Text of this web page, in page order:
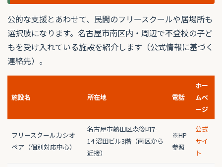
公的な支援とあわせて、民間のフリースクールや居場所も
選択肢になります。名古屋市南区内・周辺で不登校の子ど
もを受け入れている施設を紹介します（公式情報に基づく
連絡先）。
施設名 所在地 電話
ホー
ムペ
ージ
フリースクールカシオ
ペア（個別対応中心）
名古屋市熱田区森後町7-
14 沼田ビル3階（南区から
近接）
※HP
参照
公式
サイ
ト